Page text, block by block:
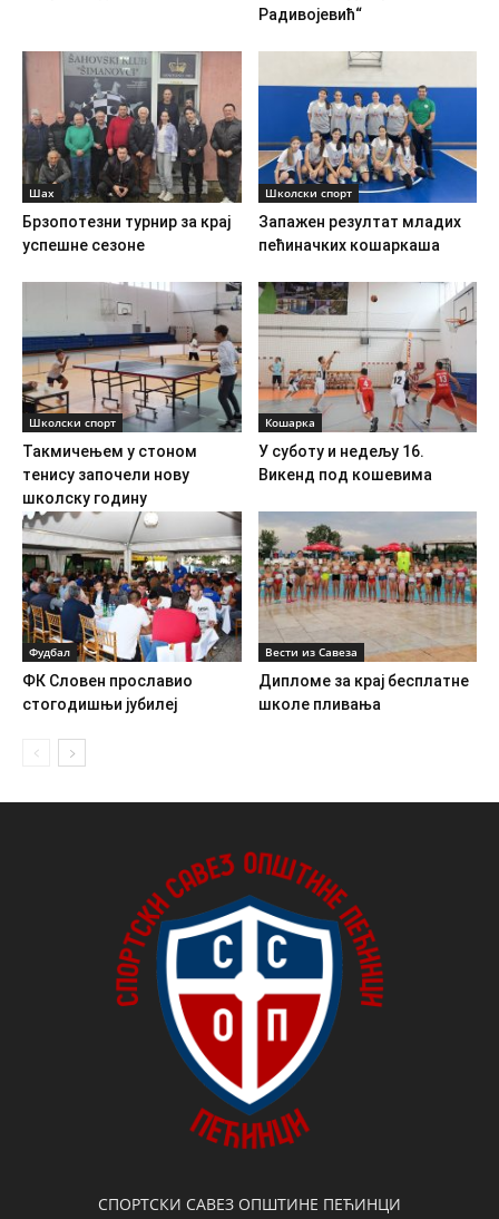
Радивојевић“
Шах
Брзопотезни турнир за крај
успешне сезоне
Школски спорт
Запажен резултат младих
пећиначких кошаркаша
Школски спорт
Такмичењем у стоном
тенису започели нову
школску годину
Кошарка
У суботу и недељу 16.
Викенд под кошевима
Фудбал
ФК Словен прославио
стогодишњи јубилеј
Вести из Савеза
Дипломе за крај бесплатне
школе пливања
СПОРТСКИ САВЕЗ ОПШТИНЕ ПЕЋИНЦИ